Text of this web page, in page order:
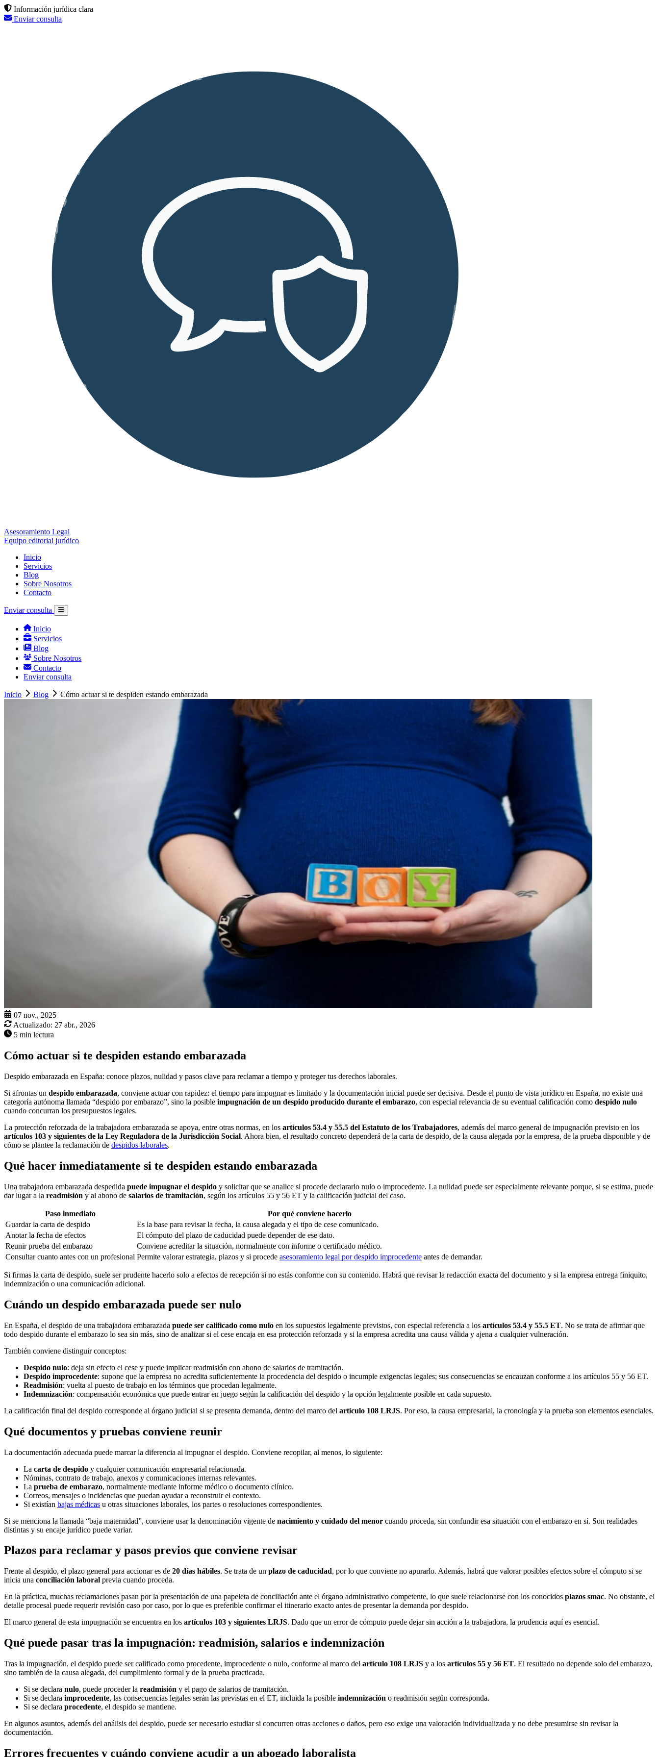
Información jurídica clara
Enviar consulta
Asesoramiento Legal
Equipo editorial jurídico
Inicio
Servicios
Blog
Sobre Nosotros
Contacto
Enviar consulta
Inicio
Servicios
Blog
Sobre Nosotros
Contacto
Enviar consulta
Inicio Blog Cómo actuar si te despiden estando embarazada
07 nov., 2025
Actualizado: 27 abr., 2026
5 min lectura
Cómo actuar si te despiden estando embarazada
Despido embarazada en España: conoce plazos, nulidad y pasos clave para reclamar a tiempo y proteger tus derechos laborales.
Si afrontas un despido embarazada, conviene actuar con rapidez: el tiempo para impugnar es limitado y la documentación inicial puede ser decisiva. Desde el punto de vista jurídico en España, no existe una
categoría autónoma llamada “despido por embarazo”, sino la posible impugnación de un despido producido durante el embarazo, con especial relevancia de su eventual calificación como despido nulo
cuando concurran los presupuestos legales.
La protección reforzada de la trabajadora embarazada se apoya, entre otras normas, en los artículos 53.4 y 55.5 del Estatuto de los Trabajadores, además del marco general de impugnación previsto en los
artículos 103 y siguientes de la Ley Reguladora de la Jurisdicción Social. Ahora bien, el resultado concreto dependerá de la carta de despido, de la causa alegada por la empresa, de la prueba disponible y de
cómo se plantee la reclamación de despidos laborales.
Qué hacer inmediatamente si te despiden estando embarazada
Una trabajadora embarazada despedida puede impugnar el despido y solicitar que se analice si procede declararlo nulo o improcedente. La nulidad puede ser especialmente relevante porque, si se estima, puede
dar lugar a la readmisión y al abono de salarios de tramitación, según los artículos 55 y 56 ET y la calificación judicial del caso.
Paso inmediato
Por qué conviene hacerlo
Guardar la carta de despido
Es la base para revisar la fecha, la causa alegada y el tipo de cese comunicado.
Anotar la fecha de efectos
El cómputo del plazo de caducidad puede depender de ese dato.
Reunir prueba del embarazo
Conviene acreditar la situación, normalmente con informe o certificado médico.
Consultar cuanto antes con un profesional Permite valorar estrategia, plazos y si procede asesoramiento legal por despido improcedente antes de demandar.
Si firmas la carta de despido, suele ser prudente hacerlo solo a efectos de recepción si no estás conforme con su contenido. Habrá que revisar la redacción exacta del documento y si la empresa entrega finiquito,
indemnización o una comunicación adicional.
Cuándo un despido embarazada puede ser nulo
En España, el despido de una trabajadora embarazada puede ser calificado como nulo en los supuestos legalmente previstos, con especial referencia a los artículos 53.4 y 55.5 ET. No se trata de afirmar que
todo despido durante el embarazo lo sea sin más, sino de analizar si el cese encaja en esa protección reforzada y si la empresa acredita una causa válida y ajena a cualquier vulneración.
También conviene distinguir conceptos:
Despido nulo: deja sin efecto el cese y puede implicar readmisión con abono de salarios de tramitación.
Despido improcedente: supone que la empresa no acredita suficientemente la procedencia del despido o incumple exigencias legales; sus consecuencias se encauzan conforme a los artículos 55 y 56 ET.
Readmisión: vuelta al puesto de trabajo en los términos que procedan legalmente.
Indemnización: compensación económica que puede entrar en juego según la calificación del despido y la opción legalmente posible en cada supuesto.
La calificación final del despido corresponde al órgano judicial si se presenta demanda, dentro del marco del artículo 108 LRJS. Por eso, la causa empresarial, la cronología y la prueba son elementos esenciales.
Qué documentos y pruebas conviene reunir
La documentación adecuada puede marcar la diferencia al impugnar el despido. Conviene recopilar, al menos, lo siguiente:
La carta de despido y cualquier comunicación empresarial relacionada.
Nóminas, contrato de trabajo, anexos y comunicaciones internas relevantes.
La prueba de embarazo, normalmente mediante informe médico o documento clínico.
Correos, mensajes o incidencias que puedan ayudar a reconstruir el contexto.
Si existían bajas médicas u otras situaciones laborales, los partes o resoluciones correspondientes.
Si se menciona la llamada “baja maternidad”, conviene usar la denominación vigente de nacimiento y cuidado del menor cuando proceda, sin confundir esa situación con el embarazo en sí. Son realidades
distintas y su encaje jurídico puede variar.
Plazos para reclamar y pasos previos que conviene revisar
Frente al despido, el plazo general para accionar es de 20 días hábiles. Se trata de un plazo de caducidad, por lo que conviene no apurarlo. Además, habrá que valorar posibles efectos sobre el cómputo si se
inicia una conciliación laboral previa cuando proceda.
En la práctica, muchas reclamaciones pasan por la presentación de una papeleta de conciliación ante el órgano administrativo competente, lo que suele relacionarse con los conocidos plazos smac. No obstante, el
detalle procesal puede requerir revisión caso por caso, por lo que es preferible confirmar el itinerario exacto antes de presentar la demanda por despido.
El marco general de esta impugnación se encuentra en los artículos 103 y siguientes LRJS. Dado que un error de cómputo puede dejar sin acción a la trabajadora, la prudencia aquí es esencial.
Qué puede pasar tras la impugnación: readmisión, salarios e indemnización
Tras la impugnación, el despido puede ser calificado como procedente, improcedente o nulo, conforme al marco del artículo 108 LRJS y a los artículos 55 y 56 ET. El resultado no depende solo del embarazo,
sino también de la causa alegada, del cumplimiento formal y de la prueba practicada.
Si se declara nulo, puede proceder la readmisión y el pago de salarios de tramitación.
Si se declara improcedente, las consecuencias legales serán las previstas en el ET, incluida la posible indemnización o readmisión según corresponda.
Si se declara procedente, el despido se mantiene.
En algunos asuntos, además del análisis del despido, puede ser necesario estudiar si concurren otras acciones o daños, pero eso exige una valoración individualizada y no debe presumirse sin revisar la
documentación.
Errores frecuentes y cuándo conviene acudir a un abogado laboralista